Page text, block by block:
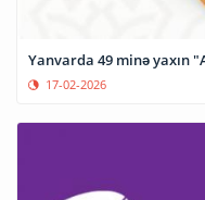
Yanvarda 49 minə yaxın
17-02-2026